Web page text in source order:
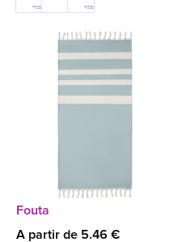
Fouta
A partir de 5.46 €